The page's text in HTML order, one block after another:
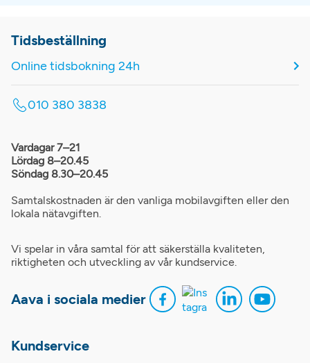
Tidsbeställning
Online tidsbokning 24h
010 380 3838
Vardagar 7–21
Lördag 8–20.45
Söndag 8.30–20.45
Samtalskostnaden är den vanliga mobilavgiften eller den
lokala nätavgiften.
Vi spelar in våra samtal för att säkerställa kvaliteten,
riktigheten och utveckling av vår kundservice.
Aava i sociala medier
Kundservice